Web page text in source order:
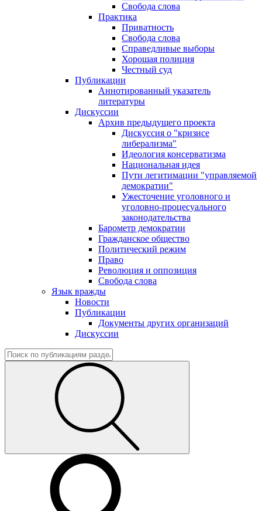
Свобода слова
Практика
Приватность
Свобода слова
Справедливые выборы
Хорошая полиция
Честный суд
Публикации
Аннотированный указатель
литературы
Дискуссии
Архив предыдущего проекта
Дискуссия о "кризисе
либерализма"
Идеология консерватизма
Национальная идея
Пути легитимации "управляемой
демократии"
Ужесточение уголовного и
уголовно-процесуального
законодательства
Барометр демократии
Гражданское общество
Политический режим
Право
Революция и оппозиция
Свобода слова
Язык вражды
Новости
Публикации
Документы других организаций
Дискуссии